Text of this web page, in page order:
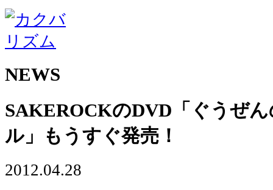
NEWS
SAKEROCKのDVD「ぐうぜ
ル」もうすぐ発売！
2012.04.28